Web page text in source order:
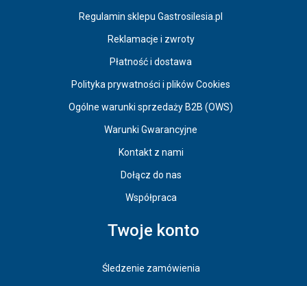
Regulamin sklepu Gastrosilesia.pl
Reklamacje i zwroty
Płatność i dostawa
Polityka prywatności i plików Cookies
Ogólne warunki sprzedaży B2B (OWS)
Warunki Gwarancyjne
Kontakt z nami
Dołącz do nas
Współpraca
Twoje konto
Śledzenie zamówienia